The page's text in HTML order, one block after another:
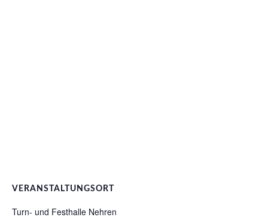
VERANSTALTUNGSORT
Turn- und Festhalle Nehren